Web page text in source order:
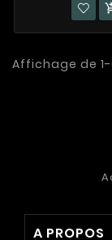
Affichage de
A PROPOS